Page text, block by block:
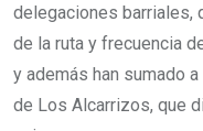
delegaciones barriales,
de la ruta y frecuencia
y además han sumado
de Los Alcarrizos, que